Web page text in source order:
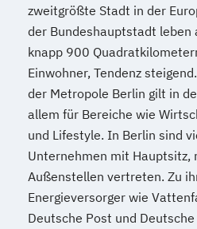
zweitgrößte Stadt in der
der Bundeshauptstadt leben
knapp 900
Einwohner, Tendenz
der Metropole Berlin gilt in
allem für Bereiche wie
und Lifestyle. In Berlin sind
Unternehmen mit Hauptsitz,
Außenstellen vertreten. Zu
Energieversorger wie
Deutsche Post und Deutsche